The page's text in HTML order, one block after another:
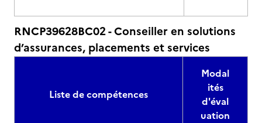
RNCP39628BC02 - Conseiller en solutions
d’assurances, placements et services
Liste de compétences
Modal
ités
d'éval
uation